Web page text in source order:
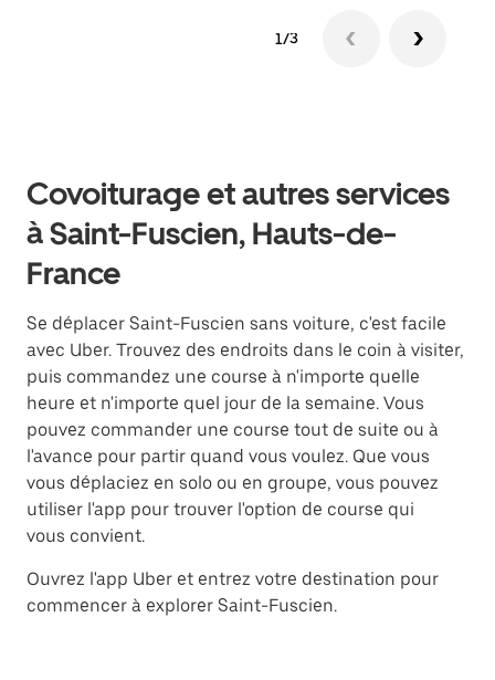
1/3
Covoiturage et autres services
à Saint-Fuscien, Hauts-de-
France
Se déplacer Saint-Fuscien sans voiture, c'est facile
avec Uber. Trouvez des endroits dans le coin à visiter,
puis commandez une course à n'importe quelle
heure et n'importe quel jour de la semaine. Vous
pouvez commander une course tout de suite ou à
l'avance pour partir quand vous voulez. Que vous
vous déplaciez en solo ou en groupe, vous pouvez
utiliser l'app pour trouver l'option de course qui
vous convient.
Ouvrez l'app Uber et entrez votre destination pour
commencer à explorer Saint-Fuscien.